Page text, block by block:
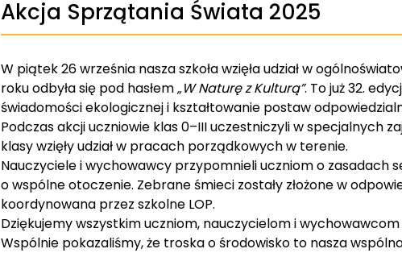
Akcja Sprzątania Świata 2025
W piątek 26 września nasza szkoła wzięła udział w
roku odbyła się pod hasłem„W Naturę z Kulturą”. To już 32.
świadomości ekologicznej i kształtowanie postaw
Podczas akcji uczniowie klas 0–III uczestniczyli w specjalnych
klasy wzięły udział w pracach porządkowych w terenie.
Nauczyciele i wychowawcy przypomnieli uczniom o zasadach
o wspólne otoczenie. Zebrane śmieci zostały złożone w
koordynowana przez szkolne LOP.
Dziękujemy wszystkim uczniom, nauczycielom i wychowawcom
Wspólnie pokazaliśmy, że troska o środowisko to nasza